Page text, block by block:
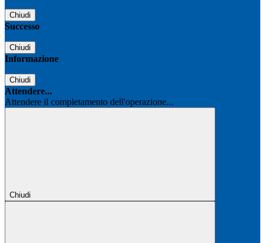
Chiudi
Successo
Chiudi
Informazione
Chiudi
Attendere...
Attendere il completamento dell'operazione...
Chiudi